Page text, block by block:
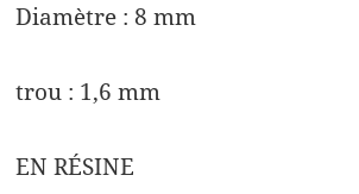
Diamètre : 8 mm
trou : 1,6 mm
EN RÉSINE